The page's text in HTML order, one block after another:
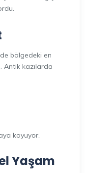
bölgedeki en
Antik kazılarda
koyuyor.
Yaşam